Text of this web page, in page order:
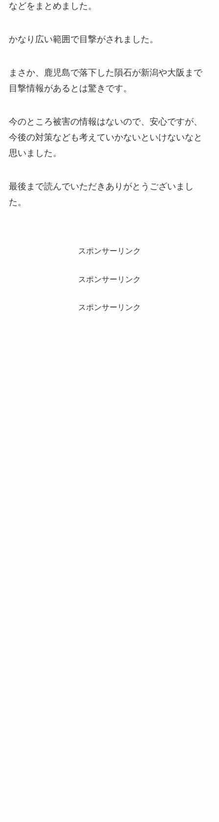
などをまとめました。
かなり広い範囲で目撃がされました。
まさか、鹿児島で落下した隕石が新潟や大阪まで
目撃情報があるとは驚きです。
今のところ被害の情報はないので、安心ですが、
今後の対策なども考えていかないといけないなと
思いました。
最後まで読んでいただきありがとうございまし
た。
スポンサーリンク
スポンサーリンク
スポンサーリンク